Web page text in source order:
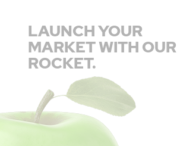
LAUNCH YOUR
MARKET WITH OUR
ROCKET.